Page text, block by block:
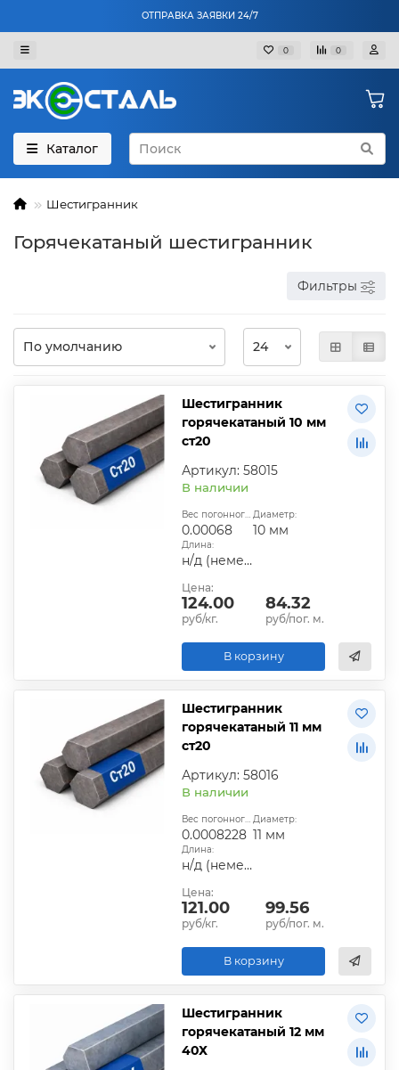
ОТПРАВКА ЗАЯВКИ 24/7
0 0
Каталог
Шестигранник
Горячекатаный шестигранник
Фильтры
Шестигранник
горячекатаный 10 мм
ст20
Артикул: 58015
В наличии
Вес погонного метра, т.:
0.00068
Диаметр:
10 мм
Длина:
н/д (немерная)
Цена:
124.00
руб/кг.
84.32
руб/пог. м.
В корзину
Шестигранник
горячекатаный 11 мм
ст20
Артикул: 58016
В наличии
Вес погонного метра, т.:
0.0008228
Диаметр:
11 мм
Длина:
н/д (немерная)
Цена:
121.00
руб/кг.
99.56
руб/пог. м.
В корзину
Шестигранник
горячекатаный 12 мм
40Х